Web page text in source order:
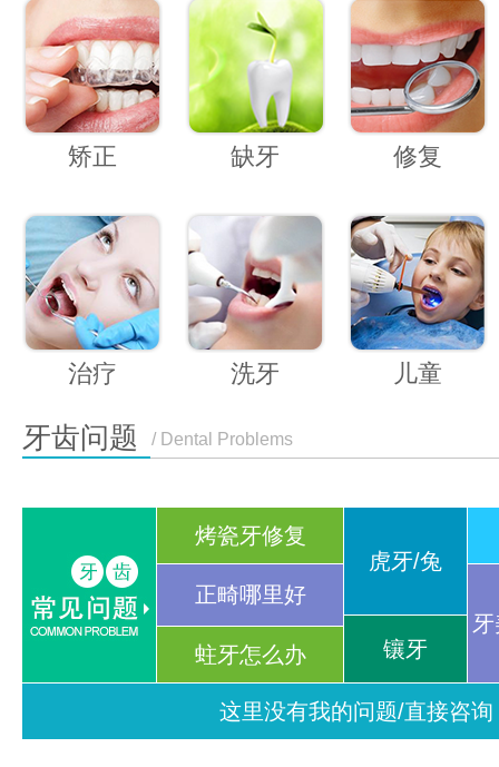
矫正 缺牙 修复
治疗 洗牙 儿童
牙齿问题 / Dental Problems
烤瓷牙修复
正畸哪里好
蛀牙怎么办
虎牙/兔
镶牙
这里没有我的问题/直接咨询